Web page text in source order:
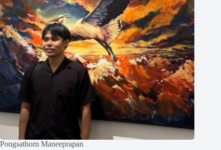
Pongsathorn Maneeprapan